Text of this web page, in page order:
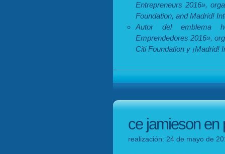
Entrepreneurs 2016»,
Foundation, and Madrid!
Autor del emblema
Emprendedores 2016»,
Citi Foundation y ¡Madrid!
ce jamieson en
realización: 24 de mayo de